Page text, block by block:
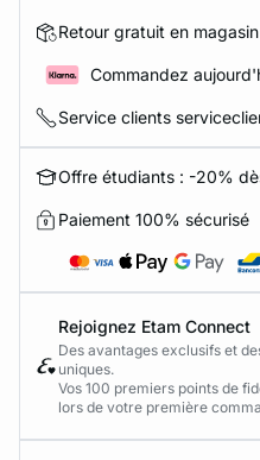
Retour gratuit en magasin
Commandez
Service clients
Offre étudiants : -20%
Paiement 100% sécurisé
Rejoignez Etam Connect
Des avantages exclusifs et
uniques.
Vos 100 premiers points de
lors de votre première